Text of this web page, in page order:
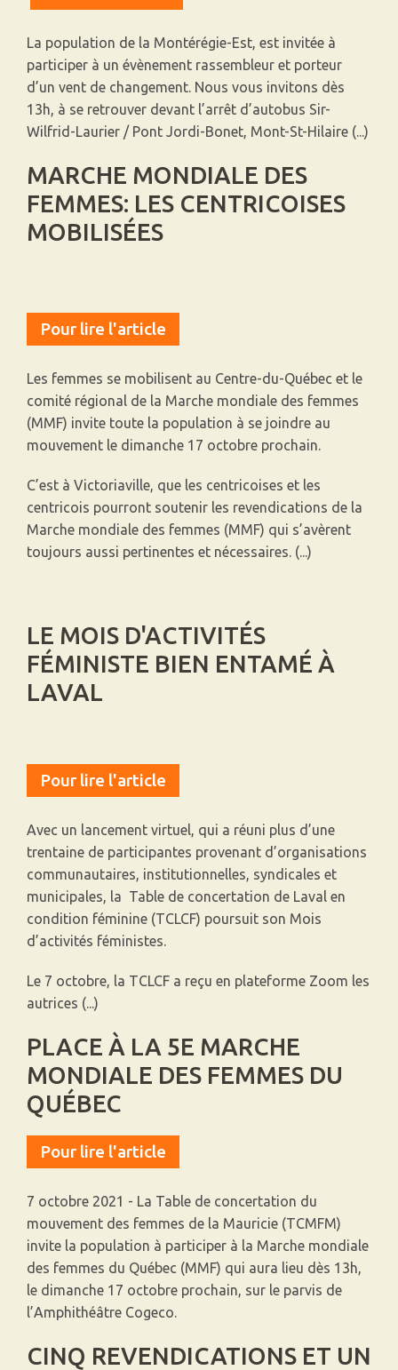
La population de la Montérégie-Est, est invitée à
participer à un évènement rassembleur et porteur
d’un vent de changement. Nous vous invitons dès
13h, à se retrouver devant l’arrêt d’autobus Sir-
Wilfrid-Laurier / Pont Jordi-Bonet, Mont-St-Hilaire (...)
MARCHE MONDIALE DES
FEMMES: LES CENTRICOISES
MOBILISÉES
Pour lire l'article
Les femmes se mobilisent au Centre-du-Québec et le
comité régional de la Marche mondiale des femmes
(MMF) invite toute la population à se joindre au
mouvement le dimanche 17 octobre prochain.
C’est à Victoriaville, que les centricoises et les
centricois pourront soutenir les revendications de la
Marche mondiale des femmes (MMF) qui s’avèrent
toujours aussi pertinentes et nécessaires. (...)
LE MOIS D'ACTIVITÉS
FÉMINISTE BIEN ENTAMÉ À
LAVAL
Pour lire l'article
Avec un lancement virtuel, qui a réuni plus d’une
trentaine de participantes provenant d’organisations
communautaires, institutionnelles, syndicales et
municipales, la Table de concertation de Laval en
condition féminine (TCLCF) poursuit son Mois
d’activités féministes.
Le 7 octobre, la TCLCF a reçu en plateforme Zoom les
autrices (...)
PLACE À LA 5E MARCHE
MONDIALE DES FEMMES DU
QUÉBEC
Pour lire l'article
7 octobre 2021 - La Table de concertation du
mouvement des femmes de la Mauricie (TCMFM)
invite la population à participer à la Marche mondiale
des femmes du Québec (MMF) qui aura lieu dès 13h,
le dimanche 17 octobre prochain, sur le parvis de
l’Amphithéâtre Cogeco.
CINQ REVENDICATIONS ET UN